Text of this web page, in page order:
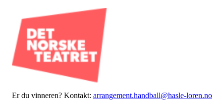
Er du vinneren? Kontakt: arrangement.handball@hasle-loren.no